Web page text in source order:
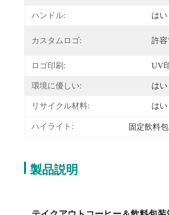
ハンドル: はい
カスタムロゴ: 許容
ロゴ印刷: UV
環境に優しい: はい
リサイクル材料: はい
ハイライト: 固定飲料
製品説明